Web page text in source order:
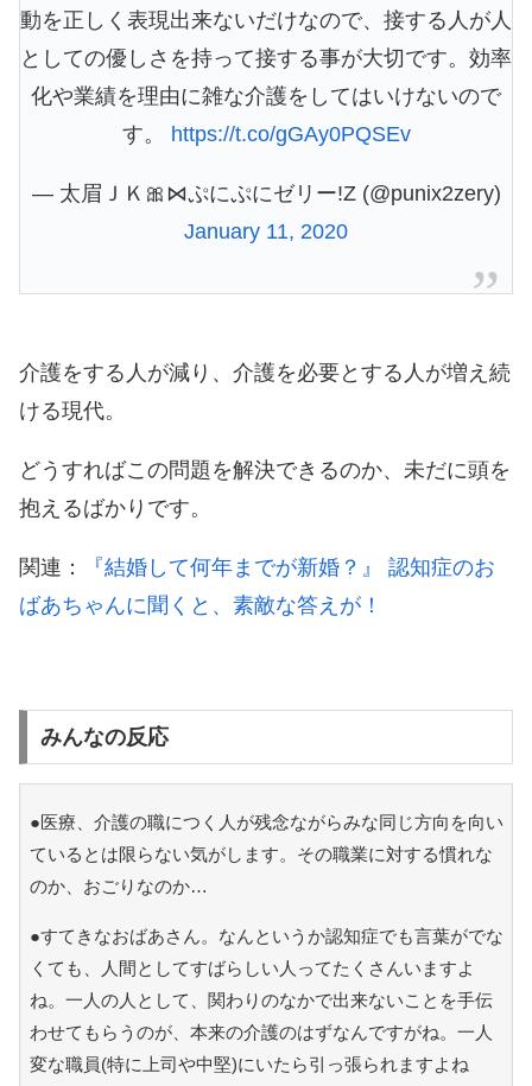
動を正しく表現出来ないだけなので、接する人が人
としての優しさを持って接する事が大切です。効率
化や業績を理由に雑な介護をしてはいけないので
す。
https://t.co/gGAy0PQSEv
— 太眉ＪＫ🎀⋈ぷにぷにゼリー!Z (@punix2zery)
January 11, 2020
介護をする人が減り、介護を必要とする人が増え続
ける現代。
どうすればこの問題を解決できるのか、未だに頭を
抱えるばかりです。
関連：
『結婚して何年までが新婚？』 認知症のお
ばあちゃんに聞くと、素敵な答えが！
みんなの反応
●医療、介護の職につく人が残念ながらみな同じ方向を向い
ているとは限らない気がします。その職業に対する慣れな
のか、おごりなのか…
●すてきなおばあさん。なんというか認知症でも言葉がでな
くても、人間としてすばらしい人ってたくさんいますよ
ね。一人の人として、関わりのなかで出来ないことを手伝
わせてもらうのが、本来の介護のはずなんですがね。一人
変な職員(特に上司や中堅)にいたら引っ張られますよね